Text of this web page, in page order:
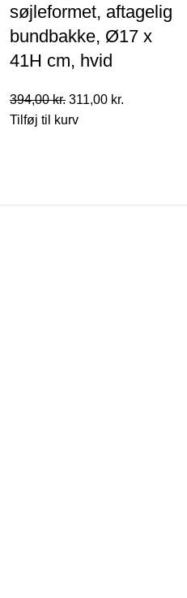
søjleformet, aftagelig
bundbakke, Ø17 x
41H cm, hvid
394,00kr. Den
oprindelige
311,00 kr.
Tilføj til kurv